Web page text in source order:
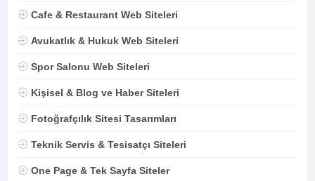
Cafe & Restaurant Web Siteleri
Avukatlık & Hukuk Web Siteleri
Spor Salonu Web Siteleri
Kişisel & Blog ve Haber Siteleri
Fotoğrafçılık Sitesi Tasarımları
Teknik Servis & Tesisatçı Siteleri
One Page & Tek Sayfa Siteler